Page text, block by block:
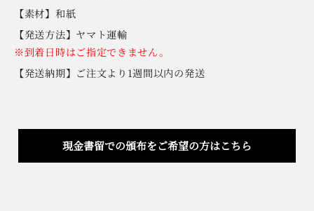
【素材】和紙
【発送方法】ヤマト運輸
※到着日時はご指定できません。
【発送納期】ご注文より1週間以内の発送
現金書留での頒布をご希望の方はこちら